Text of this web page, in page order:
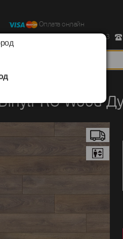
Оплата онлайн
Ул. Республиканская д.43 корпус 3
Wood